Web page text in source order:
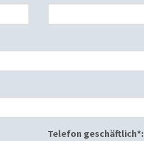
Telefon geschäftlich*: